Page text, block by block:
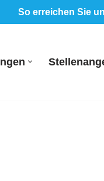
So erreichen Sie